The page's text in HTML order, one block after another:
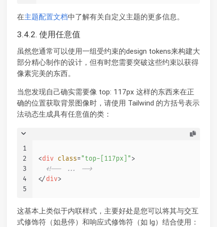
在主题配置文档中了解有关自定义主题的更多信息。
3.4.2. 使用任意值
虽然您通常可以使用一组受约束的design tokens来构建大
部分精心制作的设计，但有时您需要突破这些约束以获得
像素完美的东西。
当您发现自己确实需要像 top: 117px 这样的东西来在正
确的位置获取背景图像时，请使用 Tailwind 的方括号表示
法动态生成具有任意值的类：
1
2
3
4
5
<div class="top-[117px]">
<!-- ... -->
</div>
这基本上类似于内联样式，主要好处是您可以将其与交互
式修饰符（如悬停）和响应式修饰符（如 lg）结合使用：